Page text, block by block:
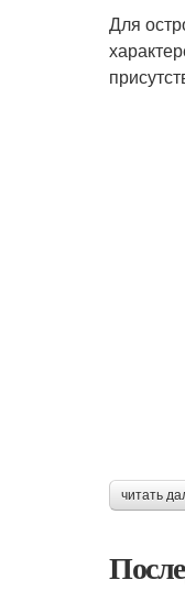
Для
читать